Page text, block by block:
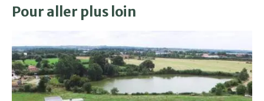
Pour aller plus loin